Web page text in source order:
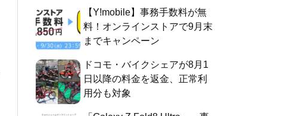
【Y!mobile】事務手数料が無
料！オンラインストアで9月末
までキャンペーン
ドコモ・バイクシェアが8月1
日以降の料金を返金、正常利
用分も対象